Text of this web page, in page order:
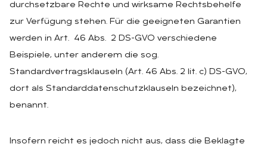
durchsetzbare Rechte und wirksame Rechtsbehelfe
zur Verfügung stehen. Für die geeigneten Garantien
werden in Art. 46 Abs. 2 DS-GVO verschiedene
Beispiele, unter anderem die sog.
Standardvertragsklauseln (Art. 46 Abs. 2 lit. c) DS-GVO,
dort als Standarddatenschutzklauseln bezeichnet),
benannt.
Insofern reicht es jedoch nicht aus, dass die Beklagte